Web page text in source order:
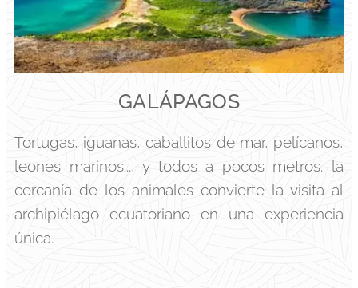
GALÁPAGOS
Tortugas, iguanas, caballitos de mar, pelícanos,
leones marinos..., y todos a pocos metros. la
cercanía de los animales convierte la visita al
archipiélago ecuatoriano en una experiencia
única.